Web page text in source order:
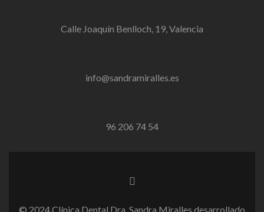
Calle Joaquín Benlloch, 19, Valencia
info@sandramiralles.es
96 206 74 54
Enlace
© 2024 Clínica Dental Dra. Sandra Miralles desarrollado